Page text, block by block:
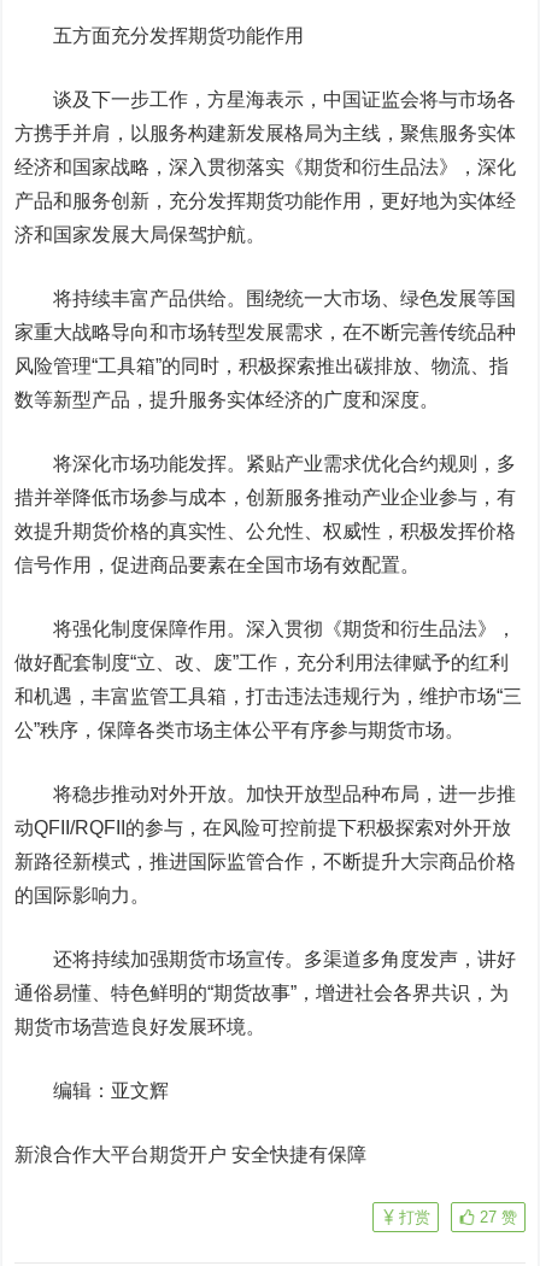
五方面充分发挥期货功能作用
谈及下一步工作，方星海表示，中国证监会将与市场各
方携手并肩，以服务构建新发展格局为主线，聚焦服务实体
经济和国家战略，深入贯彻落实《期货和衍生品法》，深化
产品和服务创新，充分发挥期货功能作用，更好地为实体经
济和国家发展大局保驾护航。
将持续丰富产品供给。
围绕统一大市场、绿色发展等国
家重大战略导向和市场转型发展需求，在不断完善传统品种
风险管理“工具箱”的同时，积极探索推出碳排放、物流、指
数等新型产品，提升服务实体经济的广度和深度。
将深化市场功能发挥。 紧贴产业需求优化合约规则，多
措并举降低市场参与成本，创新服务推动产业企业参与，有
效提升期货价格的真实性、公允性、权威性，积极发挥价格
信号作用，促进商品要素在全国市场有效配置。
将强化制度保障作用。深入贯彻《期货和衍生品法》，
做好配套制度“立、改、废”工作，充分利用法律赋予的红利
和机遇，丰富监管工具箱，打击违法违规行为，维护市场“三
公”秩序，保障各类市场主体公平有序参与期货市场。
将稳步推动对外开放。 加快开放型品种布局，进一步推
动QFII/RQFII的参与，在风险可控前提下积极探索对外开放
新路径新模式，推进国际监管合作，不断提升大宗商品价格
的国际影响力。
还将持续加强期货市场宣传。 多渠道多角度发声，讲好
通俗易懂、特色鲜明的“期货故事”，增进社会各界共识，为
期货市场营造良好发展环境。
编辑：亚文辉
新浪合作大平台期货开户 安全快捷有保障
27 赞
打赏